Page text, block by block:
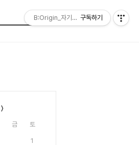
금 토
1
B:Origin_자기다움을 디자인합니다
구독하기